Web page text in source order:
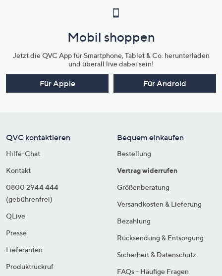
Mobil shoppen
Jetzt die QVC App für Smartphone, Tablet & Co. herunterladen
und überall live dabei sein!
Für Apple Für Android
QVC kontaktieren
Hilfe-Chat
Kontakt
0800 2944 444
(gebührenfrei)
QLive
Presse
Lieferanten
Produktrückruf
Bequem einkaufen
Bestellung
Vertrag widerrufen
Größenberatung
Versandkosten & Lieferung
Bezahlung
Rücksendung & Entsorgung
Sicherheit & Datenschutz
FAQs - Häufige Fragen